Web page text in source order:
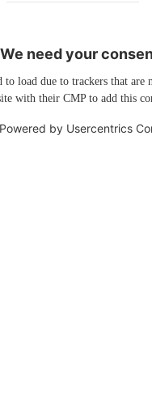
We need your
load due to trackers that are
with their CMP to add this
Powered by Usercentrics